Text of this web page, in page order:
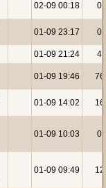
02-09 00:18 0
01-09 23:17 0
01-09 21:24
4
01-09 19:46 76
01-09 14:02 16
01-09 10:03 0
01-09 09:49 12